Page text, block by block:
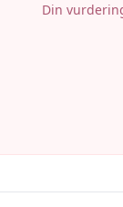
Din